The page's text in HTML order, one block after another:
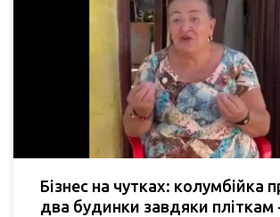
Бізнес на чутках: колумбійка
два будинки завдяки пліткам -